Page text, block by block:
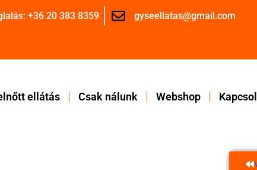
+36 20 383 8359
gyseellatas@gmail.com
ellátás Csak nálunk Webshop